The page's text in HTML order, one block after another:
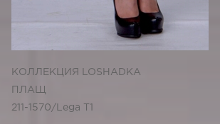
КОЛЛЕКЦИЯ LOSHADKA
ПЛАЩ
211-1570/Lega T1